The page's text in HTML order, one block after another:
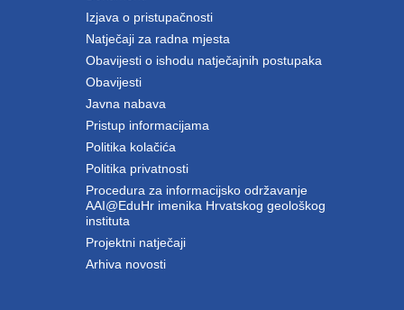
Izjava o pristupačnosti
Natječaji za radna mjesta
Obavijesti o ishodu natječajnih postupaka
Obavijesti
Javna nabava
Pristup informacijama
Politika kolačića
Politika privatnosti
Procedura za informacijsko održavanje
AAI@EduHr imenika Hrvatskog geološkog
instituta
Projektni natječaji
Arhiva novosti